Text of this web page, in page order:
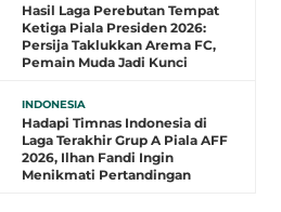
Hasil Laga Perebutan Tempat
Ketiga Piala Presiden 2026:
Persija Taklukkan Arema FC,
Pemain Muda Jadi Kunci
INDONESIA
Hadapi Timnas Indonesia di
Laga Terakhir Grup A Piala AFF
2026, Ilhan Fandi Ingin
Menikmati Pertandingan